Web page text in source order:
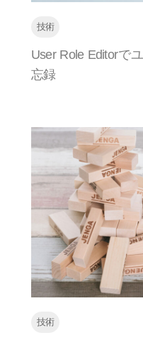
技術
User Role Editorで
忘録
技術